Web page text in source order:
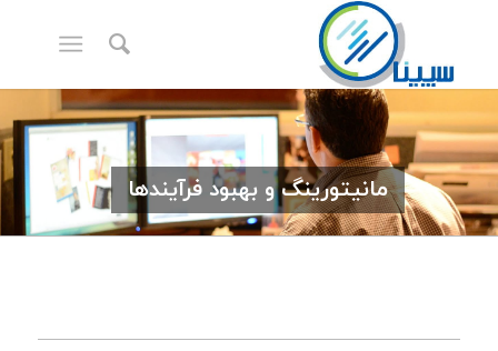
مانیتورینگ و بهبود فرآیندها